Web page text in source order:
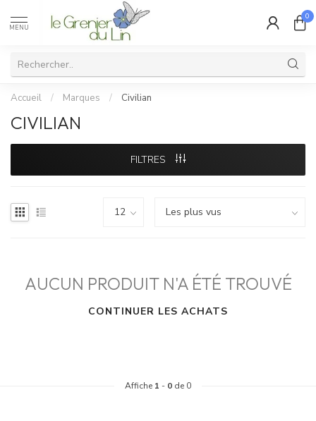
MENU
0
Accueil / Marques / Civilian
CIVILIAN
FILTRES
AUCUN PRODUIT N'A ÉTÉ TROUVÉ
CONTINUER LES ACHATS
Affiche 1 - 0 de 0